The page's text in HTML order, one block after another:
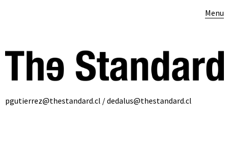
Menu
pgutierrez@thestandard.cl / dedalus@thestandard.cl